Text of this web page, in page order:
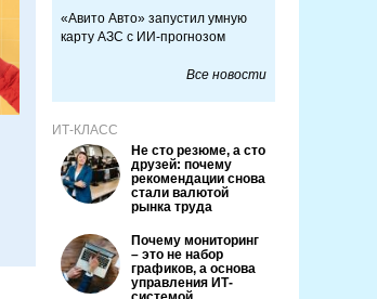
«Авито Авто» запустил умную
карту АЗС с ИИ-прогнозом
Все новости
ИТ-КЛАСС
Не сто резюме, а сто
друзей: почему
рекомендации снова
стали валютой
рынка труда
Почему мониторинг
– это не набор
графиков, а основа
управления ИТ-